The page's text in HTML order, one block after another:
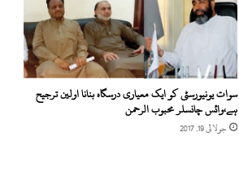
سوات یونیورسٹی کو ایک معیاری درسگاہ بنانا اولین ترجیح
ہے،وائس چانسلر محبوب الرحمن
جولائی 19, 2017